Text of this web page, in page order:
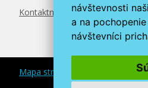
návštevnosti
a na
návštevníci
Pridať do
Kontaktné údaje
Mapa stránok